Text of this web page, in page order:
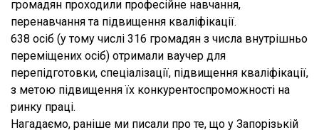
громадян проходили професійне навчання,
перенавчання та підвищення кваліфікації.
638 осіб (у тому числі 316 громадян з числа внутрішньо
переміщених осіб) отримали ваучер для
перепідготовки, спеціалізації, підвищення кваліфікації,
з метою підвищення їх конкурентоспроможності на
ринку праці.
Нагадаємо, раніше ми писали про те, що у Запорізькій